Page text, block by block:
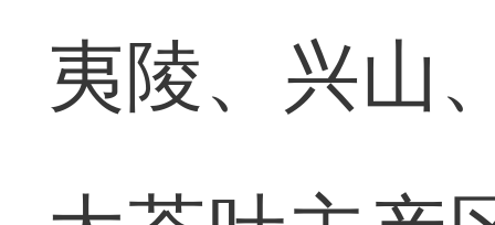
夷陵、兴山